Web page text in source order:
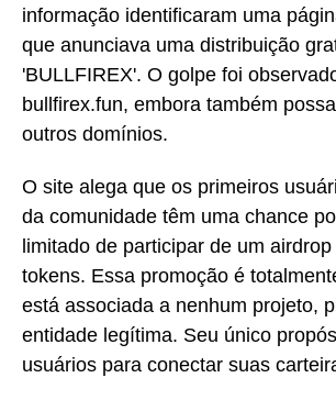
informação identificaram uma
que anunciava uma distribuição
'BULLFIREX'. O golpe foi
bullfirex.fun, embora também
outros domínios.
O site alega que os primeiros
da comunidade têm uma chance
limitado de participar de um
tokens. Essa promoção é
está associada a nenhum projeto,
entidade legítima. Seu único
usuários para conectar suas